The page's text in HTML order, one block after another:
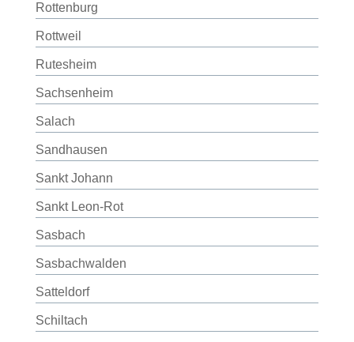
Rottenburg
Rottweil
Rutesheim
Sachsenheim
Salach
Sandhausen
Sankt Johann
Sankt Leon-Rot
Sasbach
Sasbachwalden
Satteldorf
Schiltach